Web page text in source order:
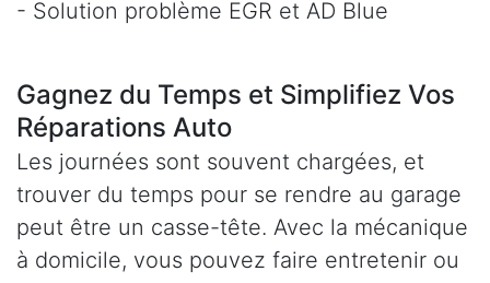
- Solution problème EGR et AD Blue
Gagnez du Temps et Simplifiez Vos
Réparations Auto
Les journées sont souvent chargées, et
trouver du temps pour se rendre au garage
peut être un casse-tête. Avec la mécanique
à domicile, vous pouvez faire entretenir ou